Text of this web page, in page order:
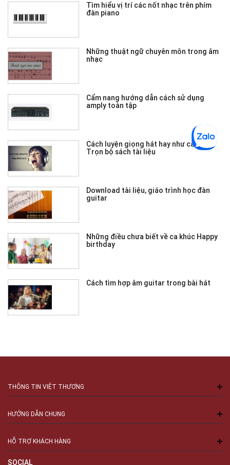
Tìm hiểu vị trí các nốt nhạc trên phím
đàn piano
Những thuật ngữ chuyên môn trong âm
nhạc
Cẩm nang hướng dẫn cách sử dụng
amply toàn tập
Cách luyện giọng hát hay như ca sĩ -
Trọn bộ sách tài liệu
Download tài liệu, giáo trình học đàn
guitar
Những điều chưa biết về ca khúc Happy
birthday
Cách tìm hợp âm guitar trong bài hát
THÔNG TIN VIỆT THƯƠNG
HƯỚNG DẪN CHUNG
HỖ TRỢ KHÁCH HÀNG
SOCIAL